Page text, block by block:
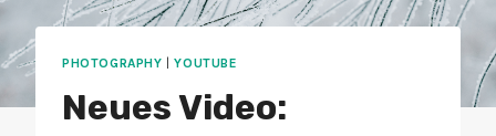
PHOTOGRAPHY |YOUTUBE
Neues Video: